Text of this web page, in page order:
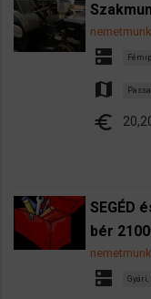
dns
map
euro
SEGÉD
bér
dns